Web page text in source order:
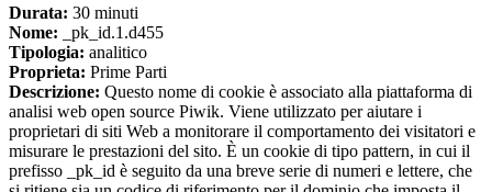
Durata: 30 minuti
Nome: _pk_id.1.d455
Tipologia: analitico
Proprieta: Prime Parti
Descrizione: Questo nome di cookie è associato alla piattaforma di
analisi web open source Piwik. Viene utilizzato per aiutare i
proprietari di siti Web a monitorare il comportamento dei visitatori e
misurare le prestazioni del sito. È un cookie di tipo pattern, in cui il
prefisso _pk_id è seguito da una breve serie di numeri e lettere, che